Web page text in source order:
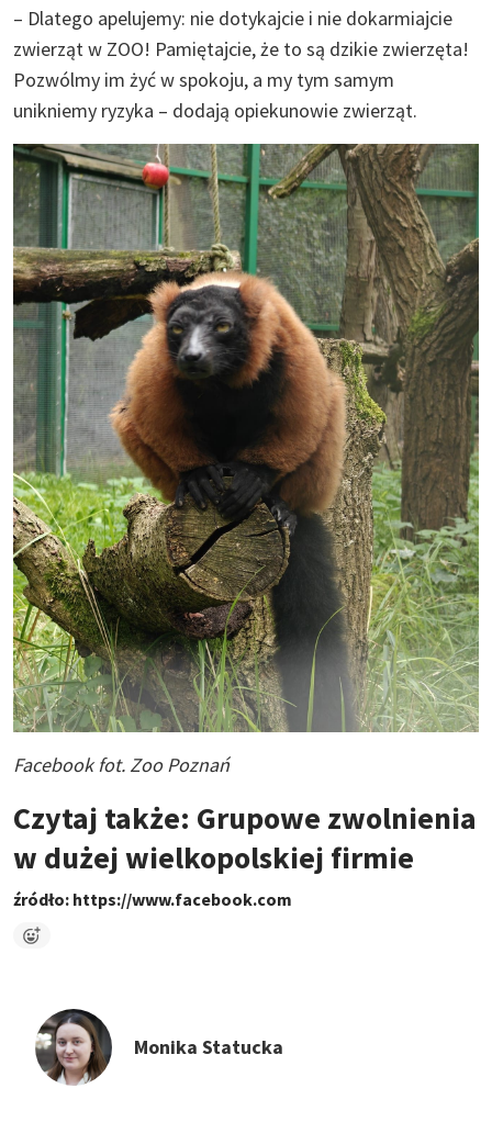
– Dlatego apelujemy: nie dotykajcie i nie dokarmiajcie
zwierząt w ZOO! Pamiętajcie, że to są dzikie zwierzęta!
Pozwólmy im żyć w spokoju, a my tym samym
unikniemy ryzyka – dodają opiekunowie zwierząt.
Facebook fot. Zoo Poznań
Czytaj także: Grupowe zwolnienia
w dużej wielkopolskiej firmie
źródło: https://www.facebook.com
Monika Statucka